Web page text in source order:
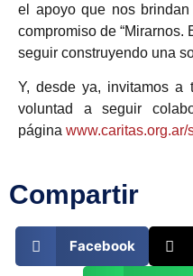
el apoyo que nos
compromiso de “Mirarnos.
seguir construyendo una
Y, desde ya, invitamos a t
voluntad a seguir
página www.caritas.org.ar/
Compartir
Facebook